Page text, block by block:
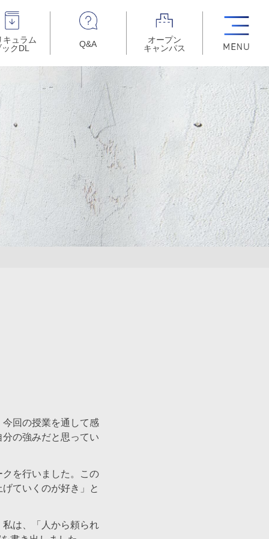
キュラム
ックDL
Q&A
オープン
キャンパス
回の授業を通して感
の強みだと思ってい
を行いました。この
ていくのが好き」と
は、「人から頼られ